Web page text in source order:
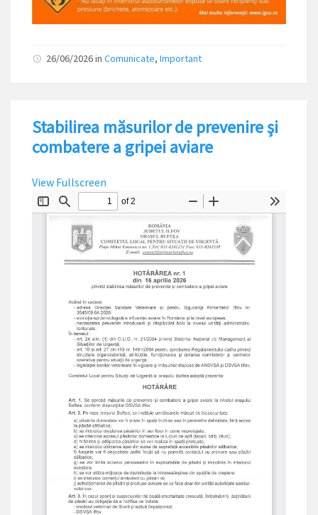
26/06/2026in Comunicate, Important
Stabilirea măsurilor de prevenire şi
combatere a gripei aviare
View Fullscreen